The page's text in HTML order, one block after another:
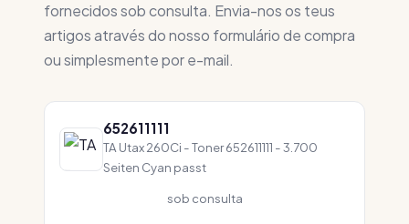
fornecidos sob consulta. Envia-nos os teus
artigos através do nosso formulário de compra
ou simplesmente por e-mail.
652611111
TA Utax 260Ci - Toner 652611111 - 3.700
Seiten Cyan passt
sob consulta